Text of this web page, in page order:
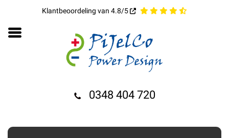
Klantbeoordeling van 4.8/5
0348 404 720